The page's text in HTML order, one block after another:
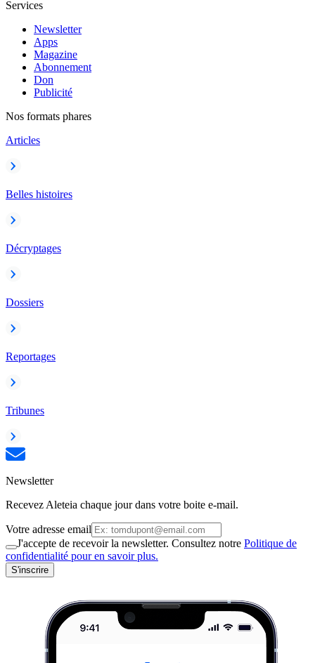
Services
Newsletter
Apps
Magazine
Abonnement
Don
Publicité
Nos formats phares
Articles
Belles histoires
Décryptages
Dossiers
Reportages
Tribunes
Newsletter
Recevez Aleteia chaque jour dans votre boite e-mail.
Votre adresse email
J'accepte de recevoir la newsletter. Consultez notre Politique de
confidentialité pour en savoir plus.
S'inscrire